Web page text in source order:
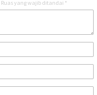
Ruas yang wajib ditandai *